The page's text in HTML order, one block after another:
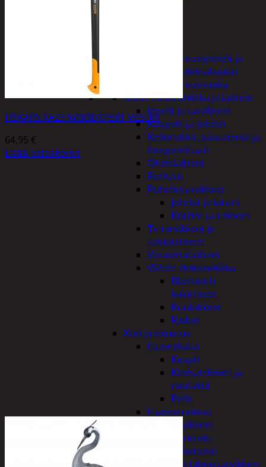
Linnunpöntöt ja
ruokintalaudat
Linnunruoka
Kodin elektroniikka ja laitteet
Imurit ja tarvikkeet
Kaapelit ja johdot
Kelloradiot, sääasemat ja
lämpömittarit
Oheislaitteet
Paristot
Puhelintarvikkeet
Johdot ja laturit
Kotelot ja telineet
Tv-tarvikkeet ja
seinätelineet
Varavirtalaitteet
Viihde-elektroniikka
Bluetooth
kaiuttimet
Kuulokkeet
Radiot
Koti ja sisustus
Huonekalut
Kaapit
Kenkätelineet ja
naulakot
Peilit
Huonetuoksut
Juhlatarvikkeet
Koristelu
Paketointi
Keittiö ja taloustarvikkeet
FISKARS XA23 WOODXPERT VESURI
64,95 €
Lisää ostoskoriin